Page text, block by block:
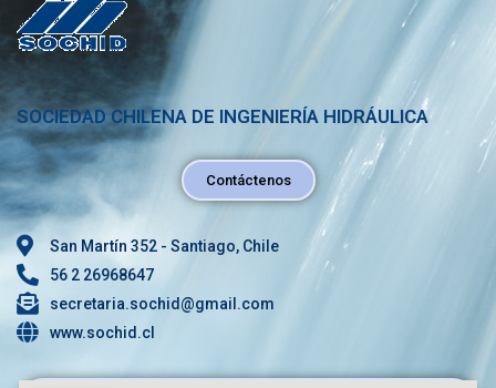
SOCIEDAD CHILENA DE INGENIERÍA HIDRÁULICA
Contáctenos
San Martín 352 - Santiago, Chile
56 2 26968647
secretaria.sochid@gmail.com
www.sochid.cl